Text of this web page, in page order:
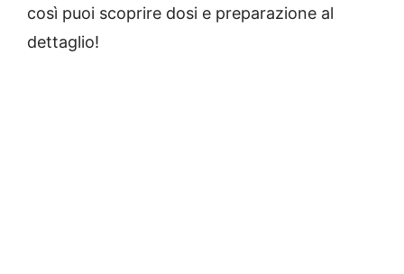
così puoi scoprire dosi e preparazione al
dettaglio!